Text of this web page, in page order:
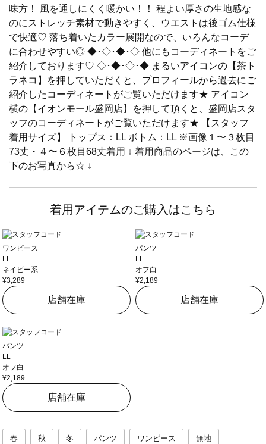
味方！ 風を通しにくく暖かい！！ 程よい厚さの生地感な
のにストレッチ素材で動きやすく、ウエストは後ゴム仕様
で快適♡ 落ち着いたカラー展開なので、いろんなコーデ
に合わせやすい◎ ◆･◇･◆･◇ 他にもコーディネートをご
紹介しております♡ ◇･◆･◇･◆ まるいアイコンの【茶ト
ラネコ】を押していただくと、プロフィールから過去にご
紹介したコーディネートがご覧いただけます★ アイコン
横の【イオンモール盛岡店】を押して頂くと、盛岡店スタ
ッフのコーディネートがご覧いただけます★ 【スタッフ
着用サイズ】 トップス：LL ボトム：LL ※画像１〜３枚目
73丈・４〜６枚目68丈着用 ↓ 着用商品のページは、この
下のお写真から☆ ↓
着用アイテムのご購入はこちら
ワンピース
LL
ネイビー系
¥3,289
店舗在庫
パンツ
LL
オフ白
¥2,189
店舗在庫
パンツ
LL
オフ白
¥2,189
店舗在庫
春 秋 冬 パンツ ワンピース 無地